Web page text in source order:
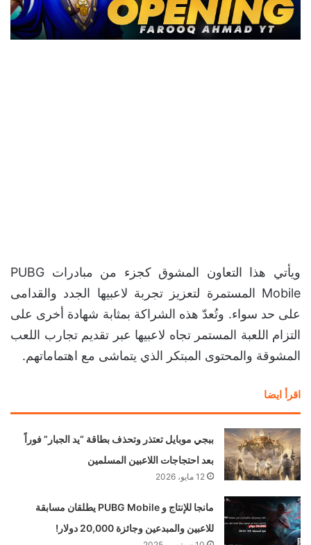
ويأتي هذا التعاون المشوق كجزء من مبادرات PUBG
Mobile المستمرة لتعزيز تجربة لاعبيها الجدد والقدامى
على حد سواء. وتُعدّ هذه الشراكة بمثابة شهادة أخرى على
التزام اللعبة المستمر تجاه لاعبيها عبر تقديم تجارب اللعب
المشوقة والمحتوى المبتكر الذي يتماشى مع اهتماماتهم.
اقرأ ايضا
ببجي موبايل تعتذر وتحذف بطاقة “يد الجبار” فوراً
بعد احتجاجات اللاعبين المسلمين
12 مايو، 2026
مانجا للإنتاج و PUBG Mobile يطلقان مسابقة
للاعبين والمبدعين وجائزة 20,000 دولار!